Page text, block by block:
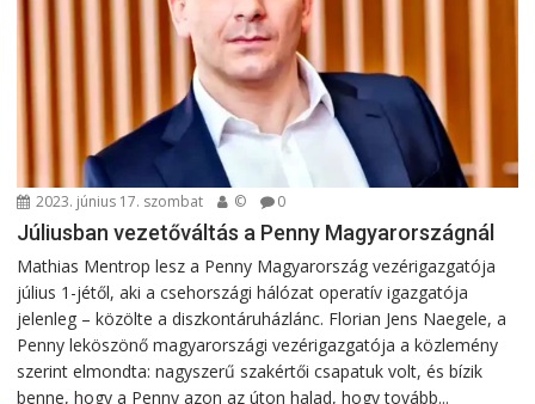
2023. június 17. szombat © 0
Júliusban vezetőváltás a Penny Magyarországnál
Mathias Mentrop lesz a Penny Magyarország vezérigazgatója
július 1-jétől, aki a csehországi hálózat operatív igazgatója
jelenleg – közölte a diszkontáruházlánc. Florian Jens Naegele, a
Penny leköszönő magyarországi vezérigazgatója a közlemény
szerint elmondta: nagyszerű szakértői csapatuk volt, és bízik
benne, hogy a Penny azon az úton halad, hogy tovább...